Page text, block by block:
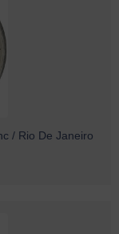
/ Rio De Janeiro